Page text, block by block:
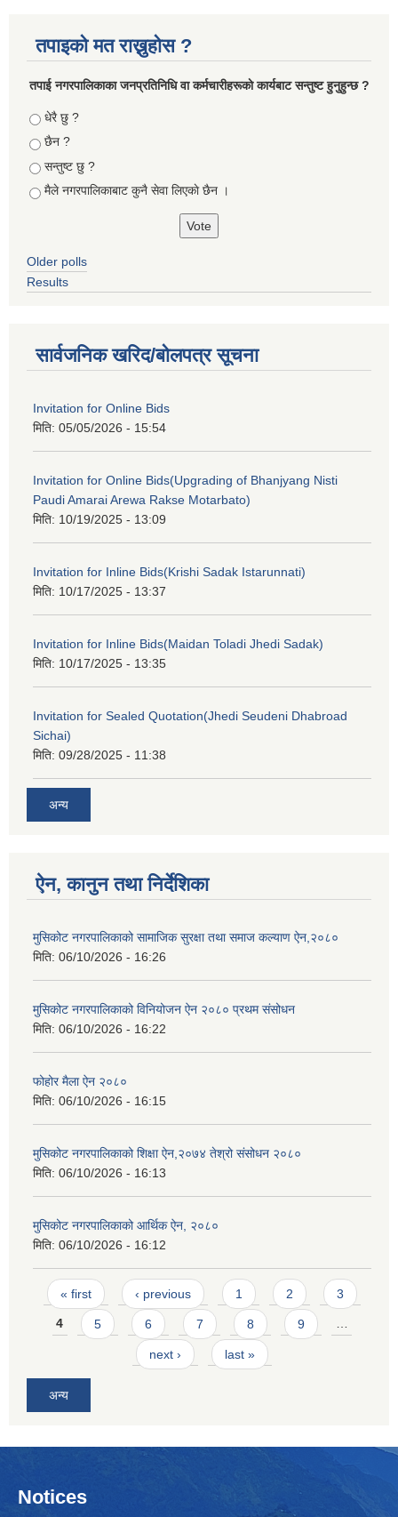
तपाइको मत राख्नुहोस ?
तपा‌ई नगरपालिकाका जनप्रतिनिधि वा कर्मचारीहरूकाे कार्यबाट सन्तुष्ट हुनुहुन्छ ?
Choices
धेरै छु ?
छैन ?
सन्तुष्ट छु ?
मैले नगरपालिकाबाट कुनै सेवा लिएकाे छैन ।
Older polls
Results
सार्वजनिक खरिद/बोलपत्र सूचना
Invitation for Online Bids
मिति: 05/05/2026 - 15:54
Invitation for Online Bids(Upgrading of Bhanjyang Nisti
Paudi Amarai Arewa Rakse Motarbato)
मिति: 10/19/2025 - 13:09
Invitation for Inline Bids(Krishi Sadak Istarunnati)
मिति: 10/17/2025 - 13:37
Invitation for Inline Bids(Maidan Toladi Jhedi Sadak)
मिति: 10/17/2025 - 13:35
Invitation for Sealed Quotation(Jhedi Seudeni Dhabroad
Sichai)
मिति: 09/28/2025 - 11:38
अन्य
ऐन, कानुन तथा निर्देशिका
मुसिकोट नगरपालिकाको सामाजिक सुरक्षा तथा समाज कल्याण ऐन,२०८०
मिति: 06/10/2026 - 16:26
मुसिकोट नगरपालिकाको विनियोजन ऐन २०८० प्रथम संसोधन
मिति: 06/10/2026 - 16:22
फोहोर मैला ऐन २०८०
मिति: 06/10/2026 - 16:15
मुसिकोट नगरपालिकाको शिक्षा ऐन,२०७४ तेश्रो संसोधन २०८०
मिति: 06/10/2026 - 16:13
मुसिकोट नगरपालिकाको आर्थिक ऐन, २०८०
मिति: 06/10/2026 - 16:12
Pages
« first ‹ previous 1 2 3
4 5 6 7 8 9 …
next › last »
अन्य
Notices